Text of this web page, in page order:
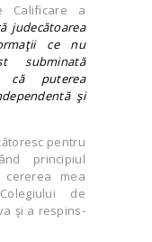
Calificare a
judecătoarea
ce nu
subminată
că puterea
şi
pentru
principiul
mea
de
şi a respins-